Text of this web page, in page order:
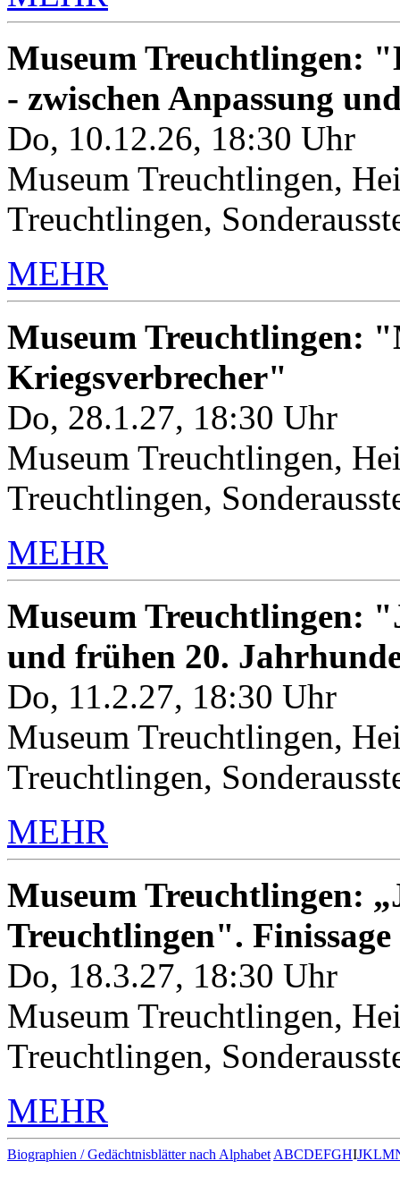
Museum Treuchtlingen:
- zwischen Anpassung
Do, 10.12.26, 18:30 Uhr
Museum Treuchtlingen,
Treuchtlingen,
MEHR
Museum Treuchtlingen:
Kriegsverbrecher"
Do, 28.1.27, 18:30 Uhr
Museum Treuchtlingen,
Treuchtlingen,
MEHR
Museum Treuchtlingen:
und frühen 20.
Do, 11.2.27, 18:30 Uhr
Museum Treuchtlingen,
Treuchtlingen,
MEHR
Museum Treuchtlingen:
Treuchtlingen". Finissage
Do, 18.3.27, 18:30 Uhr
Museum Treuchtlingen,
Treuchtlingen,
MEHR
Biographien / Gedächtnisblätter nach Alphabet ABCDEFGHIJKLM